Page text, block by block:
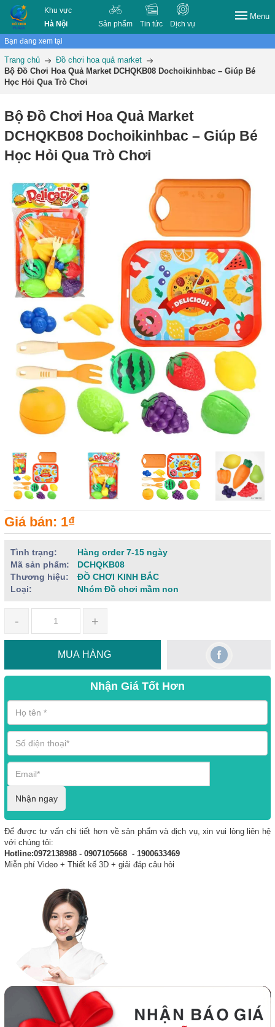
Khu vực
Hà Nội
Sản phẩm Tin tức Dịch vụ
Menu
Bạn đang xem tại
Trang chủ
Đồ chơi hoa quả market
Bộ Đồ Chơi Hoa Quả Market DCHQKB08 Dochoikinhbac – Giúp Bé
Học Hỏi Qua Trò Chơi
Bộ Đồ Chơi Hoa Quả Market
DCHQKB08 Dochoikinhbac – Giúp Bé
Học Hỏi Qua Trò Chơi
Giá bán: 1₫
Tình trạng:
Hàng order 7-15 ngày
Mã sản phẩm:
DCHQKB08
Thương hiệu:
ĐỒ CHƠI KINH BẮC
Loại:
Nhóm Đồ chơi mầm non
- +
MUA HÀNG
Nhận Giá Tốt Hơn
Nhận ngay
Để được tư vấn chi tiết hơn về sản phẩm và dịch vụ, xin vui lòng liên hệ
với chúng tôi:
Hotline:0972138988 - 0907105668 - 1900633469
Miễn phí Video + Thiết kế 3D + giải đáp câu hỏi